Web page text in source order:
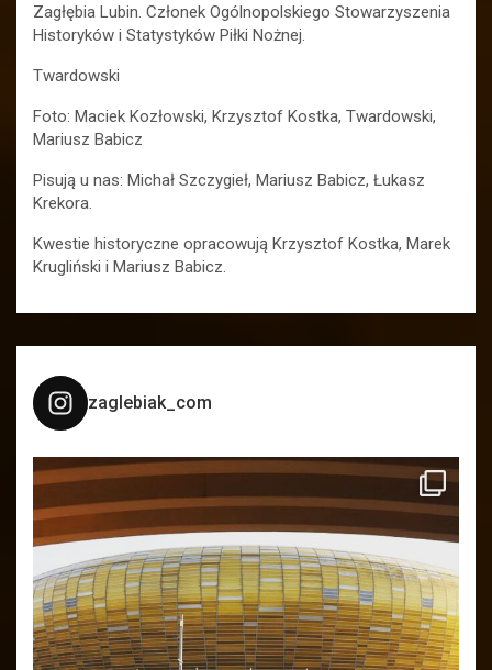
Zagłębia Lubin. Członek Ogólnopolskiego Stowarzyszenia
Historyków i Statystyków Piłki Nożnej.
Twardowski
Foto: Maciek Kozłowski, Krzysztof Kostka, Twardowski,
Mariusz Babicz
Pisują u nas: Michał Szczygieł, Mariusz Babicz, Łukasz
Krekora.
Kwestie historyczne opracowują Krzysztof Kostka, Marek
Krugliński i Mariusz Babicz.
zaglebiak_com